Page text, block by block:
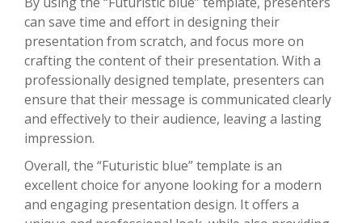
can save time and effort in designing their
presentation from scratch, and focus more on
crafting the content of their presentation. With a
professionally designed template, presenters can
ensure that their message is communicated clearly
and effectively to their audience, leaving a lasting
impression.
Overall, the “Futuristic blue” template is an
excellent choice for anyone looking for a modern
and engaging presentation design. It offers a